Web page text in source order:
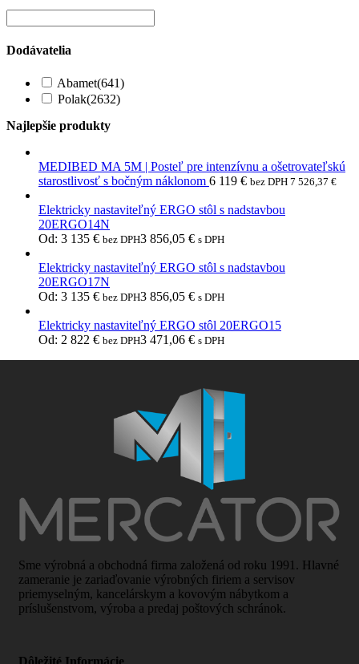
Dodávatelia
Abamet(641)
Polak(2632)
Najlepšie produkty
MEDIBED MA 5M | Posteľ pre intenzívnu a ošetrovateľskú
starostlivosť s bočným náklonom 6 119 € bez DPH 7 526,37 €
Elektricky nastaviteľný ERGO stôl s nadstavbou
20ERGO14N
Od: 3 135 € bez DPH3 856,05 € s DPH
Elektricky nastaviteľný ERGO stôl s nadstavbou
20ERGO17N
Od: 3 135 € bez DPH3 856,05 € s DPH
Elektricky nastaviteľný ERGO stôl 20ERGO15
Od: 2 822 € bez DPH3 471,06 € s DPH
Sme výrobná a obchodná firma založená od roku 1991. Hlavné
zameranie je zariaďovanie výrobných firiem a servisov
priemyselným, kancelárskym a kovovým nábytkom a
príslušenstvom, výroba a predaj poštových schránok.
Dôležité Informácie